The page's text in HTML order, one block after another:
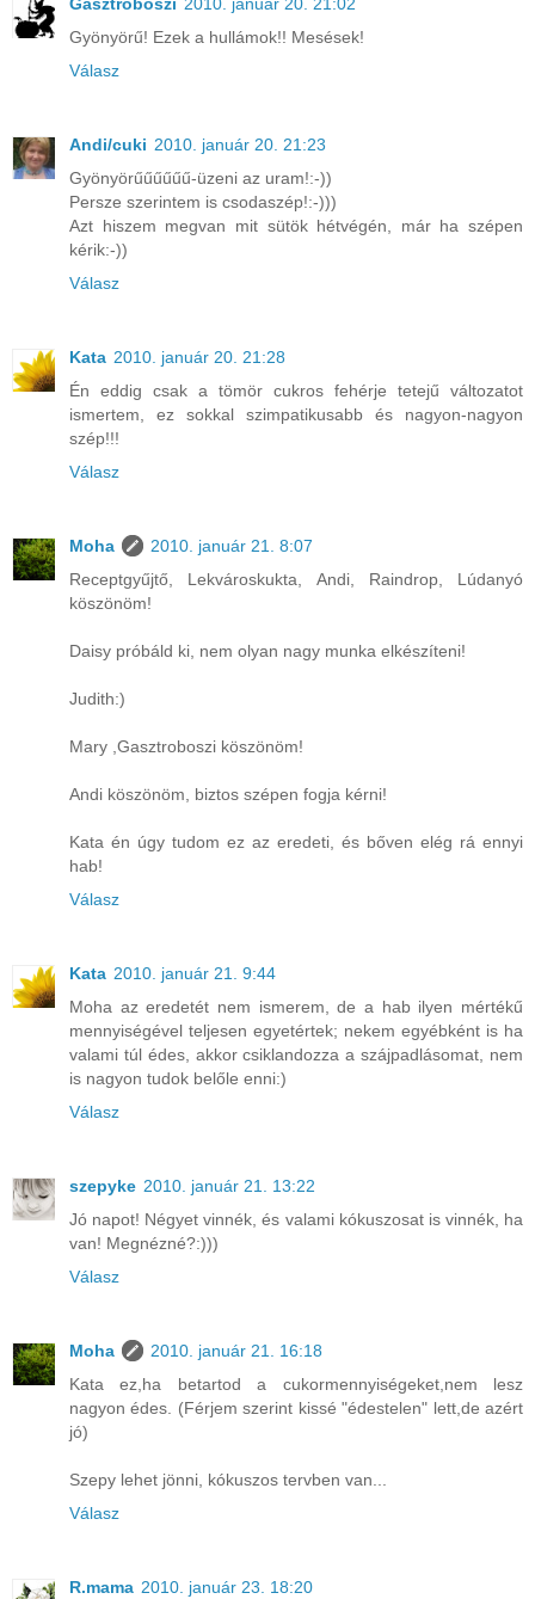
Gyönyörű! Ezek a hullámok!! Mesések!
Válasz
Andi/cuki 2010. január 20. 21:23
Gyönyörűűűűűű-üzeni az uram!:-))
Persze szerintem is csodaszép!:-)))
Azt hiszem megvan mit sütök hétvégén, már ha szépen
kérik:-))
Válasz
Kata 2010. január 20. 21:28
Én eddig csak a tömör cukros fehérje tetejű változatot
ismertem, ez sokkal szimpatikusabb és nagyon-nagyon
szép!!!
Válasz
Moha
2010. január 21. 8:07
Receptgyűjtő, Lekvároskukta, Andi, Raindrop, Lúdanyó
köszönöm!
Daisy próbáld ki, nem olyan nagy munka elkészíteni!
Judith:)
Mary ,Gasztroboszi köszönöm!
Andi köszönöm, biztos szépen fogja kérni!
Kata én úgy tudom ez az eredeti, és bőven elég rá ennyi
hab!
Válasz
Kata 2010. január 21. 9:44
Moha az eredetét nem ismerem, de a hab ilyen mértékű
mennyiségével teljesen egyetértek; nekem egyébként is ha
valami túl édes, akkor csiklandozza a szájpadlásomat, nem
is nagyon tudok belőle enni:)
Válasz
szepyke 2010. január 21. 13:22
Jó napot! Négyet vinnék, és valami kókuszosat is vinnék, ha
van! Megnézné?:)))
Válasz
Moha
2010. január 21. 16:18
Kata ez,ha betartod a cukormennyiségeket,nem lesz
nagyon édes. (Férjem szerint kissé "édestelen" lett,de azért
jó)
Szepy lehet jönni, kókuszos tervben van...
Válasz
R.mama 2010. január 23. 18:20